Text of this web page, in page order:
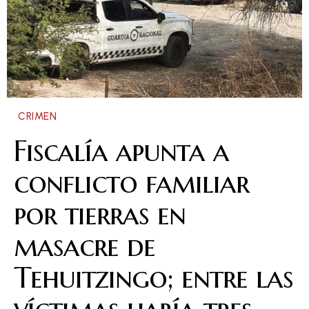
CRIMEN
Fiscalía apunta a
conflicto familiar
por tierras en
masacre de
Tehuitzingo; entre las